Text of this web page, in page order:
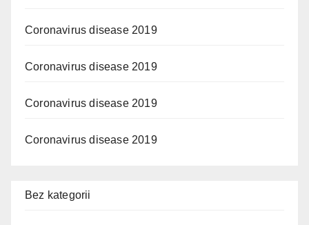
Coronavirus disease 2019
Coronavirus disease 2019
Coronavirus disease 2019
Coronavirus disease 2019
Bez kategorii